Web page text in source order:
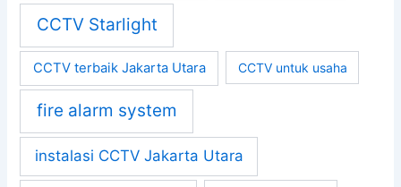
CCTV Starlight
CCTV terbaik Jakarta Utara CCTV untuk usaha
fire alarm system
instalasi CCTV Jakarta Utara